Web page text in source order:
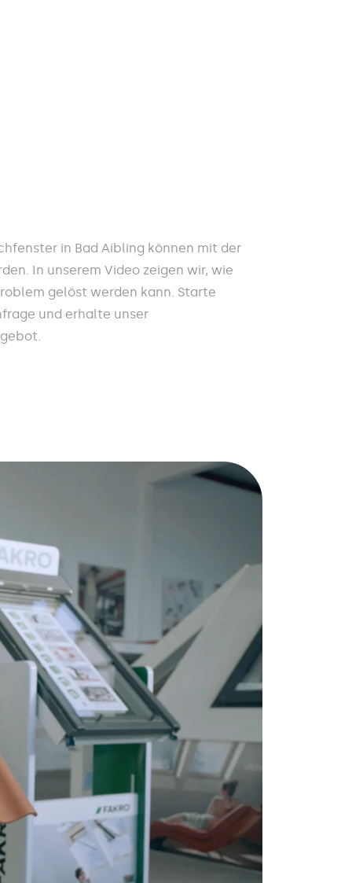
in Bad Aibling können mit der
In unserem Video zeigen wir, wie
gelöst werden kann. Starte
und erhalte unser